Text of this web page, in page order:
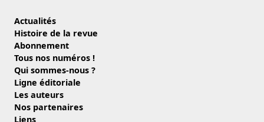
Actualités
Histoire de la revue
Abonnement
Tous nos numéros !
Qui sommes-nous ?
Ligne éditoriale
Les auteurs
Nos partenaires
Liens